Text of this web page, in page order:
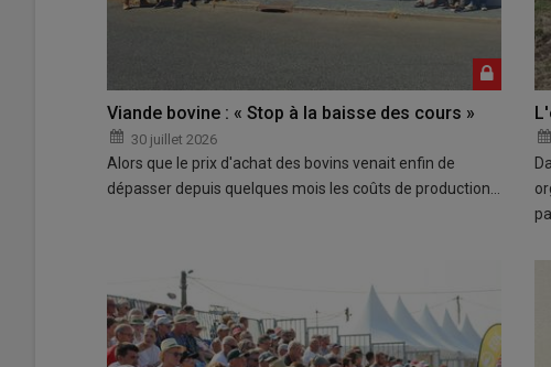
Viande bovine : « Stop à la baisse des cours »
30 juillet 2026
Alors que le prix d'achat des bovins venait enfin de
dépasser depuis quelques mois les coûts de production…